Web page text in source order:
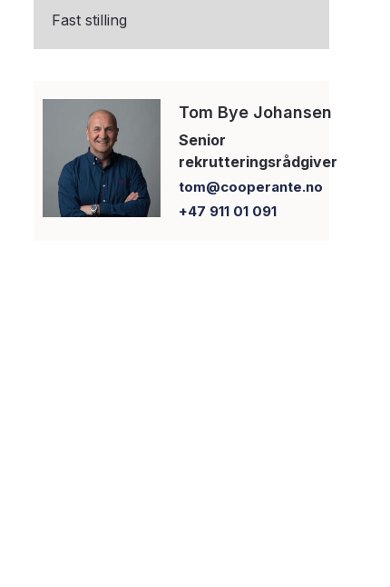
Fast stilling
Tom Bye Johansen
Senior
rekrutteringsrådgiver
tom@cooperante.no
+47 911 01 091